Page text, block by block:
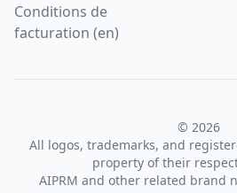
Conditions de
facturation (en)
© 2026
All logos, trademarks, and
property of their
AIPRM and other related brand